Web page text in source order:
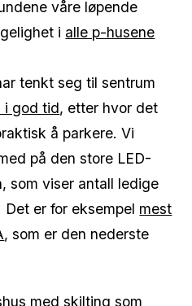
våre løpende
i alle p-husene
tenkt seg til sentrum
i god tid, etter hvor det
å parkere. Vi
på den store LED-
som viser antall ledige
er for eksempel mest
, som er den nederste